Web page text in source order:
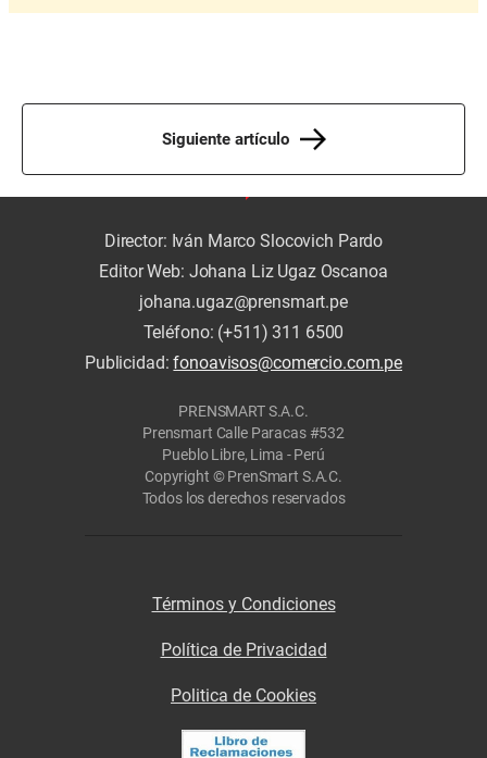
Siguiente artículo
Director: Iván Marco Slocovich Pardo
Editor Web: Johana Liz Ugaz Oscanoa
johana.ugaz@prensmart.pe
Teléfono: (+511) 311 6500
Publicidad:fonoavisos@comercio.com.pe
PRENSMART S.A.C.
Prensmart Calle Paracas #532
Pueblo Libre, Lima - Perú
Copyright © PrenSmart S.A.C.
Todos los derechos reservados
Términos y Condiciones
Política de Privacidad
Politica de Cookies